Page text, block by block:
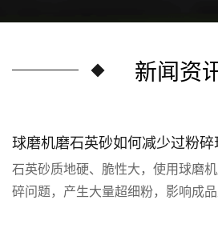
新闻资
球磨机磨石英砂如何减少过粉碎
石英砂质地硬、脆性大，使用球磨
碎问题，产生大量超细粉，影响成
生产经验，可通过工艺、研磨介质